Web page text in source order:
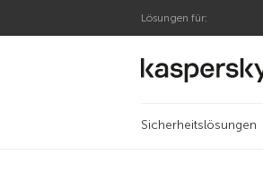
Lösungen für:
Sicherheitslösungen